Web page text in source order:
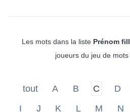
Les mots dans la liste Prénom
joueurs du jeu de mots
tout A B C D
I
J K L M N